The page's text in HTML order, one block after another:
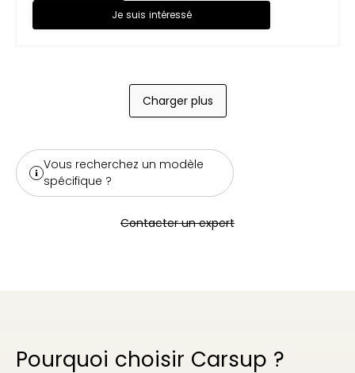
Je suis intéressé
Charger plus
Vous recherchez un modèle
spécifique ?
Contacter un expert
Pourquoi choisir Carsup ?